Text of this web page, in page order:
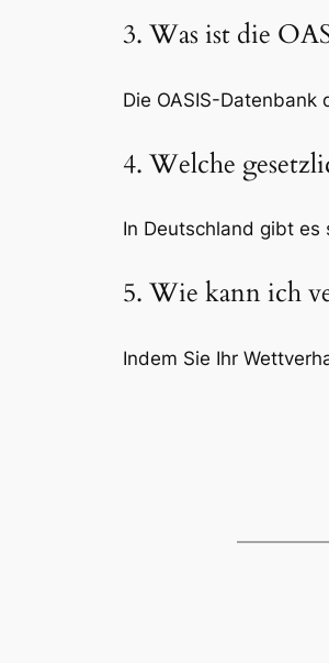
3. Was ist die
Die OASIS-
4. Welche
In Deutschland gibt es
5. Wie kann ich
Indem Sie Ihr